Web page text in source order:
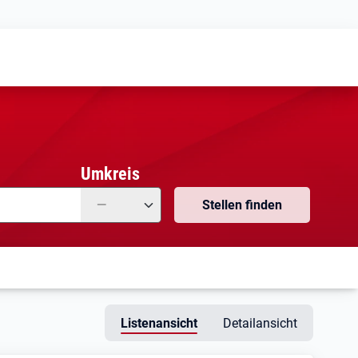
Umkreis
— Stellen finden
Listenansicht Detailansicht